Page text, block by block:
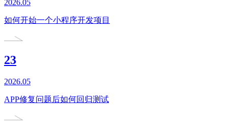
2026.05
如何开始一个小程序开发项目
23
2026.05
APP修复问题后如何回归测试